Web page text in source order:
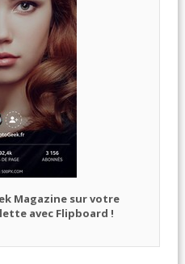
Magazine sur votre
avec Flipboard !